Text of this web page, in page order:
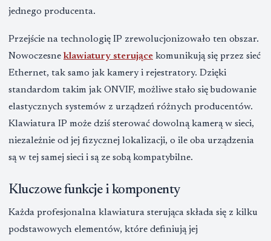
jednego producenta.
Przejście na technologię IP zrewolucjonizowało ten obszar.
Nowoczesne klawiatury sterujące komunikują się przez sieć
Ethernet, tak samo jak kamery i rejestratory. Dzięki
standardom takim jak ONVIF, możliwe stało się budowanie
elastycznych systemów z urządzeń różnych producentów.
Klawiatura IP może dziś sterować dowolną kamerą w sieci,
niezależnie od jej fizycznej lokalizacji, o ile oba urządzenia
są w tej samej sieci i są ze sobą kompatybilne.
Kluczowe funkcje i komponenty
Każda profesjonalna klawiatura sterująca składa się z kilku
podstawowych elementów, które definiują jej